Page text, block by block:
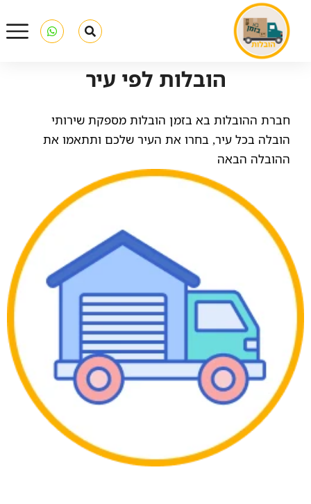
הובלות לפי עיר
חברת ההובלות בא בזמן הובלות מספקת שירותי
הובלה בכל עיר, בחרו את העיר שלכם ותתאמו את
ההובלה הבאה